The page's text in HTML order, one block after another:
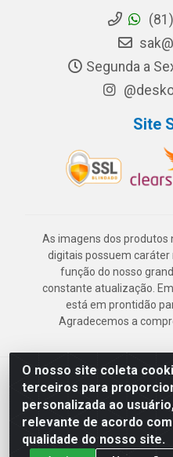
O nosso site coleta
terceiros para
personalizada ao
relevante de acordo
qualidade do nosso site.
Segunda a
Site
As imagens dos produtos
digitais possuem
função do nosso
constante atualização.
está em prontidão
Agradecemos a
Deskontão Atacado - Av.
Imbiribeira - Recife/PE - CEP